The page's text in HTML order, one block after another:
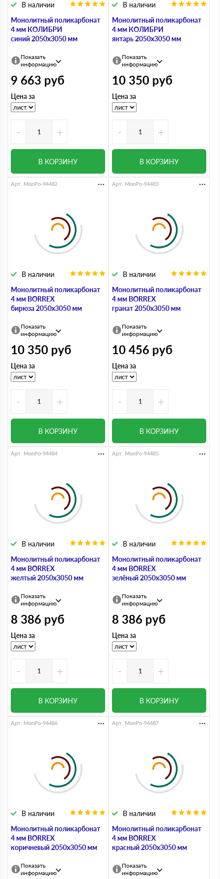
Монолитный поликарбонат
4 мм КОЛИБРИ
синий 2050х3050 мм
В наличии
Показать
информацию
9 663 руб
Цена за
- +
В КОРЗИНУ
Монолитный поликарбонат
4 мм КОЛИБРИ
янтарь 2050х3050 мм
В наличии
Показать
информацию
10 350 руб
Цена за
- +
В КОРЗИНУ
Монолитный поликарбонат
4 мм BORREX
бирюза 2050х3050 мм
В наличии
Арт. MonPo-94482
Показать
информацию
10 350 руб
Цена за
- +
В КОРЗИНУ
Монолитный поликарбонат
4 мм BORREX
гранат 2050х3050 мм
В наличии
Арт. MonPo-94483
Показать
информацию
10 456 руб
Цена за
- +
В КОРЗИНУ
Монолитный поликарбонат
4 мм BORREX
желтый 2050х3050 мм
В наличии
Арт. MonPo-94484
Показать
информацию
8 386 руб
Цена за
- +
В КОРЗИНУ
Монолитный поликарбонат
4 мм BORREX
зелёный 2050х3050 мм
В наличии
Арт. MonPo-94485
Показать
информацию
8 386 руб
Цена за
- +
В КОРЗИНУ
Монолитный поликарбонат
4 мм BORREX
коричневый 2050х3050 мм
В наличии
Арт. MonPo-94486
Показать
информацию
Монолитный поликарбонат
4 мм BORREX
красный 2050х3050 мм
В наличии
Арт. MonPo-94487
Показать
информацию